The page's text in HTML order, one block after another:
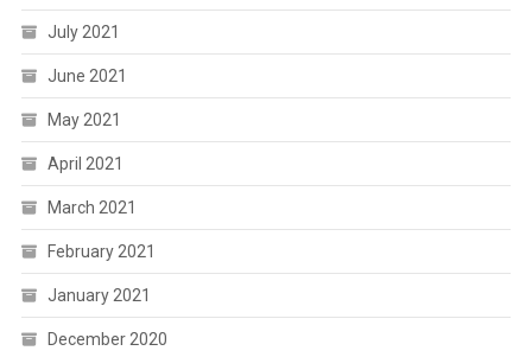
July 2021
June 2021
May 2021
April 2021
March 2021
February 2021
January 2021
December 2020